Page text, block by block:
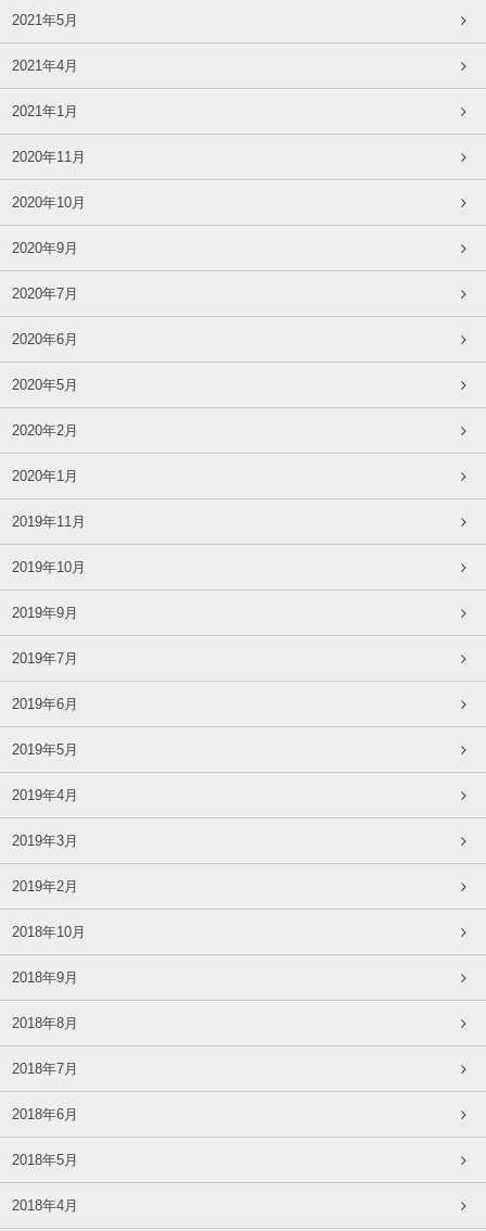
2021年5月
2021年4月
2021年1月
2020年11月
2020年10月
2020年9月
2020年7月
2020年6月
2020年5月
2020年2月
2020年1月
2019年11月
2019年10月
2019年9月
2019年7月
2019年6月
2019年5月
2019年4月
2019年3月
2019年2月
2018年10月
2018年9月
2018年8月
2018年7月
2018年6月
2018年5月
2018年4月